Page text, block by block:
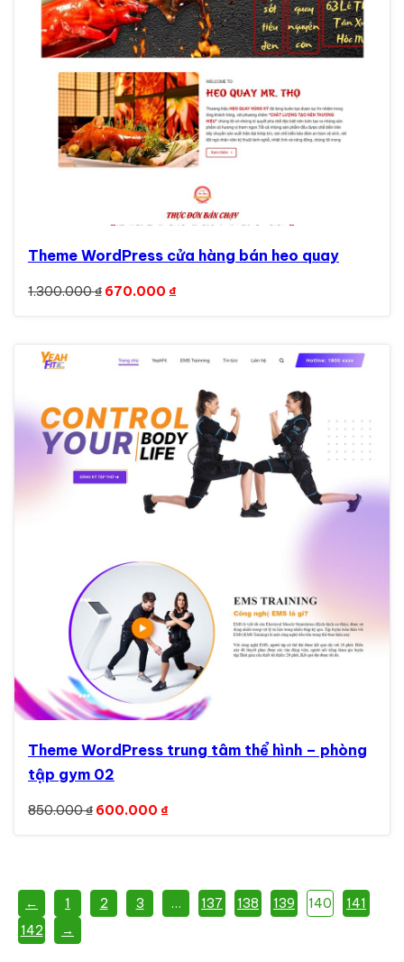
Theme WordPress cửa hàng bán heo quay
1.300.000₫ Giá gốc là: 1.300.000 ₫.
670.000 ₫Giá hiện tại là: 670.000 ₫.
Theme WordPress trung tâm thể hình – phòng
tập gym 02
850.000₫ Giá gốc là: 850.000 ₫.
600.000 ₫Giá hiện tại là: 600.000 ₫.
← 1 2 3 … 137 138 139 140
141
142
→